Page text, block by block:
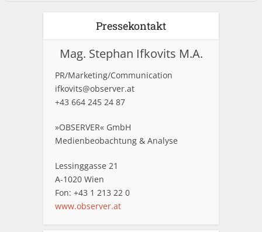
Pressekontakt
Mag. Stephan Ifkovits M.A.
PR/Marketing/Communication
ifkovits@observer.at
+43 664 245 24 87
»OBSERVER« GmbH
Medienbeobachtung & Analyse
Lessinggasse 21
A-1020 Wien
Fon: +43 1 213 22 0
www.observer.at